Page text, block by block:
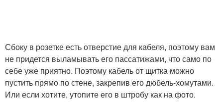
Сбоку в розетке есть отверстие для кабеля, поэтому вам
не придется выламывать его пассатижами, что само по
себе уже приятно. Поэтому кабель от щитка можно
пустить прямо по стене, закрепив его дюбель-хомутами.
Или если хотите, утопите его в штробу как на фото.